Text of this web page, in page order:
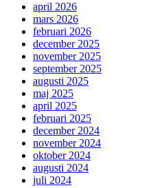
april 2026
mars 2026
februari 2026
december 2025
november 2025
september 2025
augusti 2025
maj 2025
april 2025
februari 2025
december 2024
november 2024
oktober 2024
augusti 2024
juli 2024